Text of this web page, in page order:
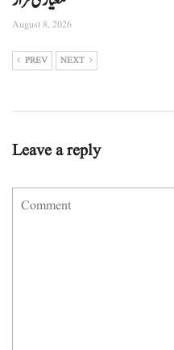
August 8, 2026
PREV NEXT
Leave a reply